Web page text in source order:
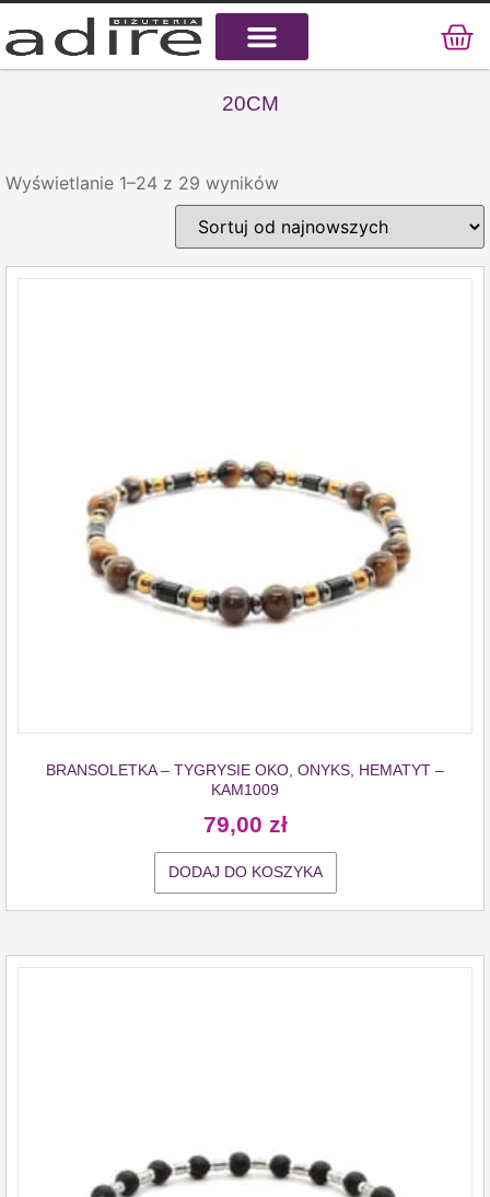
20CM
Wyświetlanie 1–24 z 29 wyników
BRANSOLETKA – TYGRYSIE OKO, ONYKS, HEMATYT –
KAM1009
79,00 zł
DODAJ DO KOSZYKA